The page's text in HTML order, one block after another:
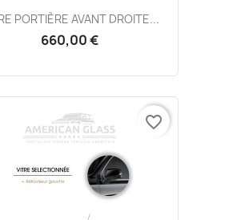
PORTIÈRE AVANT DROITE...
660,00 €
favorite_border